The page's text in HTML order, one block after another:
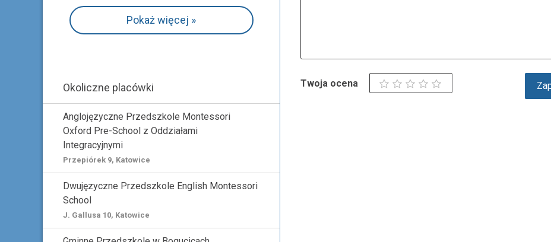
Twoja ocena
Pokaż więcej »
Okoliczne placówki
Anglojęzyczne Przedszkole Montessori
Oxford Pre-School z Oddziałami
Integracyjnymi
Przepiórek 9, Katowice
Dwujęzyczne Przedszkole English Montessori
School
J. Gallusa 10, Katowice